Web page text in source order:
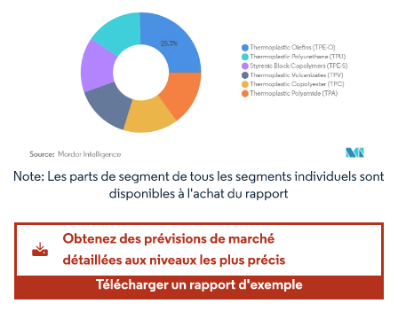
Image © Mordor Intelligence. La réutilisation nécessite une attribution sous CC BY